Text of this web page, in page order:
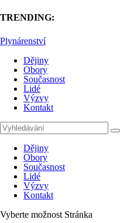
TRENDING:
Plynárenství
Dějiny
Obory
Současnost
Lidé
Výzvy
Kontakt
Dějiny
Obory
Současnost
Lidé
Výzvy
Kontakt
Vyberte možnost Stránka